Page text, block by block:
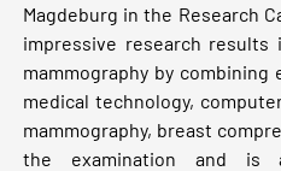
Magdeburg in the Research
impressive research
mammography by
medical technology,
mammography, breast
the examination and is